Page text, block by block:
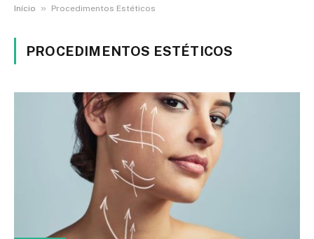
Início » Procedimentos Estéticos
PROCEDIMENTOS ESTÉTICOS